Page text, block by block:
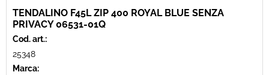
TENDALINO F45L ZIP 400 ROYAL BLUE SENZA
PRIVACY 06531-01Q
Cod. art.:
25348
Marca: